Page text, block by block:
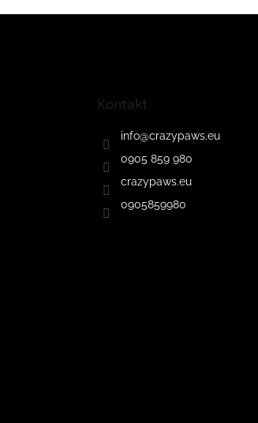
Kontakt
info@crazypaws.eu
0905 859 980
crazypaws.eu
0905859980